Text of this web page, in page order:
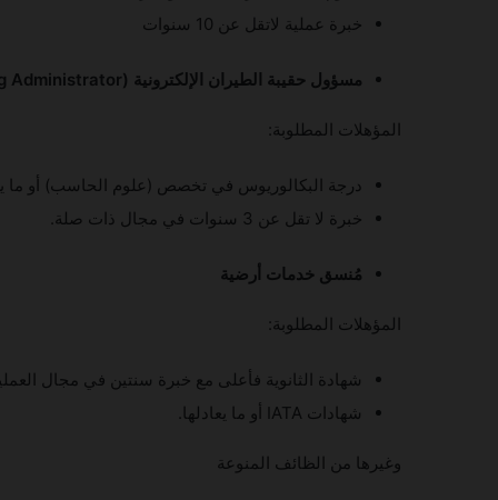
خبرة عملية لاتقل عن 10 سنوات
مسؤول حقيبة الطيران الإلكترونية (Electronic Flight Bag Administrator)
المؤهلات المطلوبة:
درجة البكالوريوس في تخصص (علوم الحاسب) أو ما
خبرة لا تقل عن 3 سنوات في مجال ذات صلة.
مُنسق خدمات أرضية
المؤهلات المطلوبة:
شهادة الثانوية فأعلى مع خبرة سنتين في مجال
شهادات IATA أو ما يعادلها.
وغيرها من الظائف المنوعة